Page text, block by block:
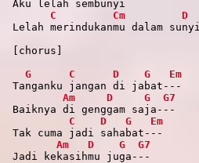
Aku lelah sembunyi
C
Cm
D
Lelah merindukanmu dalam sunyi
[chorus]
G
C D G
Em
Tanganku jangan di jabat---
Am
D G
G7
Baiknya di genggam saja---
C
D G
Em
Tak cuma jadi sahabat---
Am
D G
G7
Jadi kekasihmu juga---